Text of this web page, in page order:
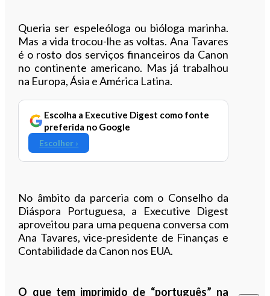
Queria ser espeleóloga ou bióloga marinha.
Mas a vida trocou-lhe as voltas. Ana Tavares
é o rosto dos serviços financeiros da Canon
no continente americano. Mas já trabalhou
na Europa, Ásia e América Latina.
Escolha a Executive Digest como fonte
preferida no Google
Escolher ›
No âmbito da parceria com o Conselho da
Diáspora Portuguesa, a Executive Digest
aproveitou para uma pequena conversa com
Ana Tavares, vice-presidente de Finanças e
Contabilidade da Canon nos EUA.
O que tem imprimido de “português” na